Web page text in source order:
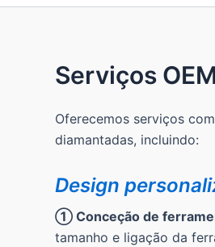
Serviços
Oferecemos serviços
diamantadas, incluindo:
Design
① Conceção de
tamanho e ligação da